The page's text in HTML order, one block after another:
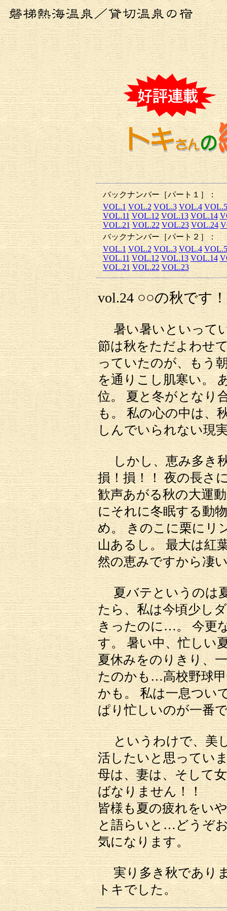
バックナンバー［パート１］：
VOL.1 VOL.2 VOL.3 VOL.4 VOL.5
VOL.11 VOL.12 VOL.13 VOL.14
VOL.21 VOL.22 VOL.23 VOL.24
バックナンバー［パート２］：
VOL.1 VOL.2 VOL.3 VOL.4 VOL.5
VOL.11 VOL.12 VOL.13 VOL.14
VOL.21 VOL.22 VOL.23
vol.24 ○○の秋です！
暑い暑いといって
節は秋をただよわせ
っていたのが、もう
を通りこし肌寒い。
位。 夏と冬がとなり
も。 私の心の中は、
しんでいられない現
しかし、恵み多き
損！損！！ 夜の長さ
歓声あがる秋の大運
にそれに冬眠する動
め。 きのこに栗にリ
山あるし。 最大は
然の恵みですから凄
夏バテというのは
たら、私は今頃少し
きったのに…。 今更
す。 暑い中、忙しい
夏休みをのりきり、
たのかも…高校野球
かも。 私は一息つい
ぱり忙しいのが一番
というわけで、美し
活したいと思ってい
母は、妻は、そして
ばなりません！！
皆様も夏の疲れをい
と語らいと…どうぞ
気になります。
実り多き秋でありま
トキでした。